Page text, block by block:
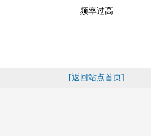
频率过高
[返回站点首页]